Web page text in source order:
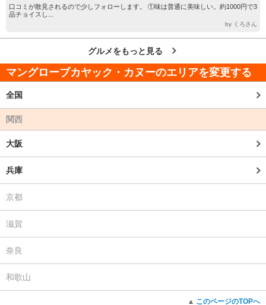
口コミが散見されるので少しフォローします。 ①味は普通に美味しい。約1000円で3
品チョイスし...
by くろさん
グルメをもっと見る
マングローブカヤック・カヌーのエリアを変更する
全国
関西
大阪
兵庫
京都
滋賀
奈良
和歌山
このページのTOPへ